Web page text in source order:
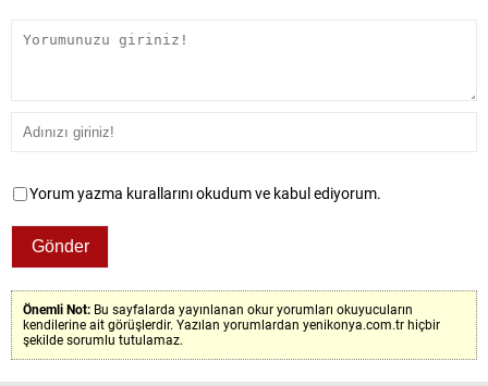
Yorum yazma kurallarını okudum ve kabul ediyorum.
Önemli Not: Bu sayfalarda yayınlanan okur yorumları okuyucuların
kendilerine ait görüşlerdir. Yazılan yorumlardan yenikonya.com.tr hiçbir
şekilde sorumlu tutulamaz.